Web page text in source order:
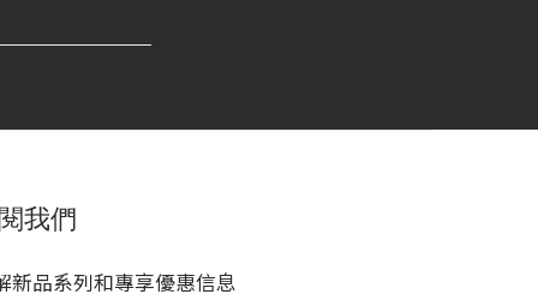
我們
新品系列和專享優惠信息